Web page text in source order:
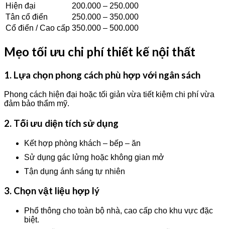
Hiện đại
200.000 – 250.000
Tân cổ điển
250.000 – 350.000
Cổ điển / Cao cấp 350.000 – 500.000
Mẹo tối ưu chi phí thiết kế nội thất
1. Lựa chọn phong cách phù hợp với ngân sách
Phong cách hiện đại hoặc tối giản vừa tiết kiệm chi phí vừa
đảm bảo thẩm mỹ.
2. Tối ưu diện tích sử dụng
Kết hợp phòng khách – bếp – ăn
Sử dụng gác lửng hoặc không gian mở
Tận dụng ánh sáng tự nhiên
3. Chọn vật liệu hợp lý
Phổ thông cho toàn bộ nhà, cao cấp cho khu vực đặc
biệt.